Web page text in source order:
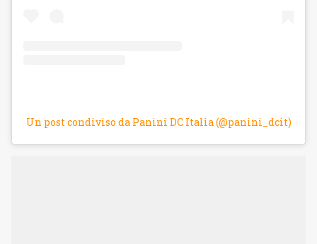
Un post condiviso da Panini DC Italia (@panini_dcit)